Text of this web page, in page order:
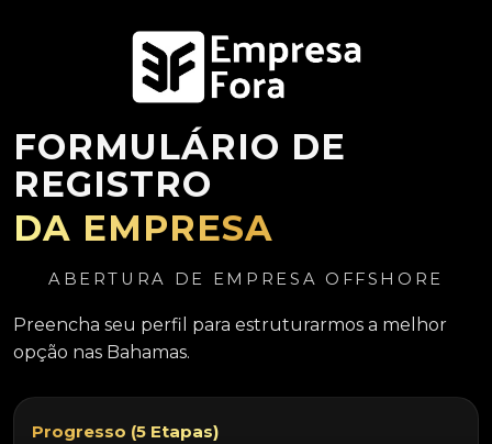
FORMULÁRIO DE
REGISTRO
DA EMPRESA
ABERTURA DE EMPRESA OFFSHORE
Preencha seu perfil para estruturarmos a melhor
opção nas Bahamas.
Progresso (5 Etapas)